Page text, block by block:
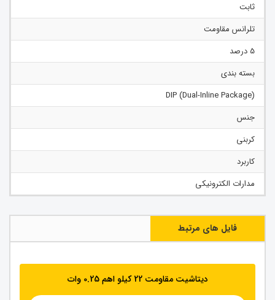
ثابت
تلرانس مقاومت
5 درصد
بسته بندی
(Dual-Inline Package) DIP
جنس
کربنی
کاربرد
مدارات الکترونیکی
فایل های مرتبط
دیتاشیت مقاومت 22 کیلو اهم 0.25 وات